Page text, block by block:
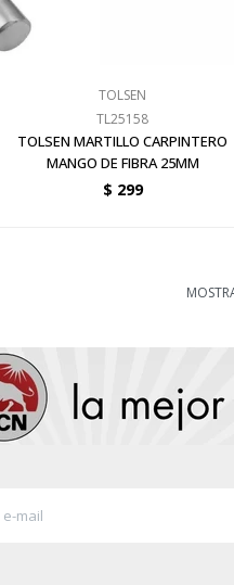
TOLSEN
TL25158
TOLSEN MARTILLO CARPINTERO
MANGO DE FIBRA 25MM
$ 299